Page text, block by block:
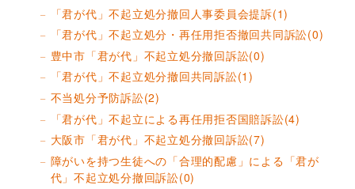
「君が代」不起立処分撤回人事委員会提訴(1)
「君が代」不起立処分・再任用拒否撤回共同訴訟(0)
豊中市「君が代」不起立処分撤回訴訟(0)
「君が代」不起立処分撤回共同訴訟(1)
不当処分予防訴訟(2)
「君が代」不起立による再任用拒否国賠訴訟(4)
大阪市「君が代」不起立処分撤回訴訟(7)
障がいを持つ生徒への「合理的配慮」による「君が
代」不起立処分撤回訴訟(0)